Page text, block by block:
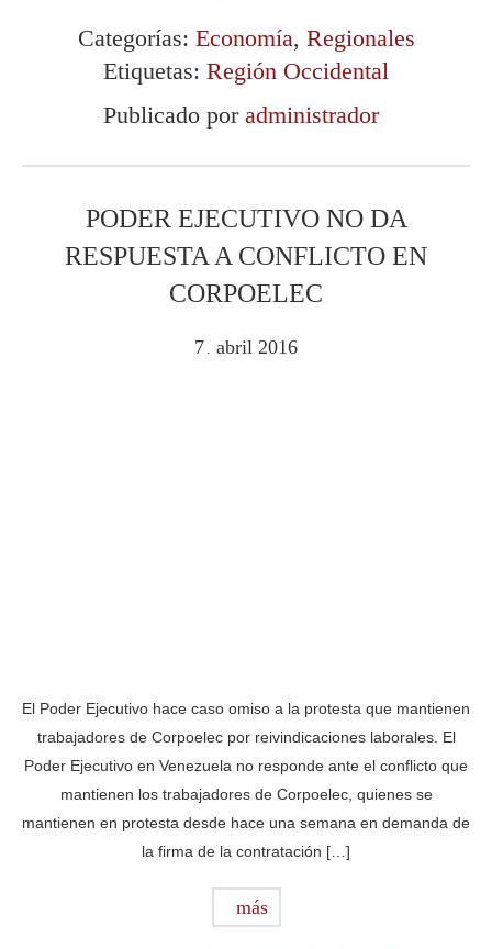
Categorías: Economía, Regionales
Etiquetas: Región Occidental
Publicado por administrador
PODER EJECUTIVO NO DA
RESPUESTA A CONFLICTO EN
CORPOELEC
7 . abril 2016
El Poder Ejecutivo hace caso omiso a la protesta que mantienen
trabajadores de Corpoelec por reivindicaciones laborales. El
Poder Ejecutivo en Venezuela no responde ante el conflicto que
mantienen los trabajadores de Corpoelec, quienes se
mantienen en protesta desde hace una semana en demanda de
la firma de la contratación […]
más